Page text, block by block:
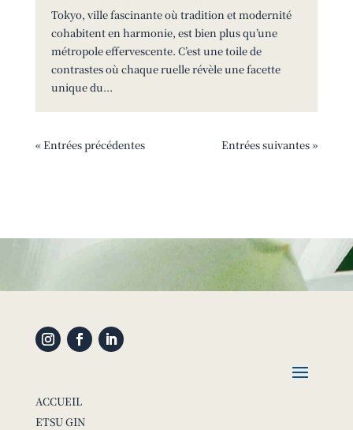
Tokyo, ville fascinante où tradition et modernité
cohabitent en harmonie, est bien plus qu’une
métropole effervescente. C’est une toile de
contrastes où chaque ruelle révèle une facette
unique du...
« Entrées précédentes Entrées suivantes »
ACCUEIL
ETSU GIN